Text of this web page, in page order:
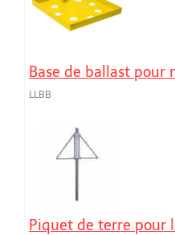
Base de ballast pour
LLBB
Piquet de terre pour